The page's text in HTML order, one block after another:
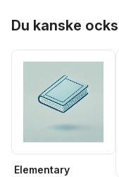
Du kanske
Elementary